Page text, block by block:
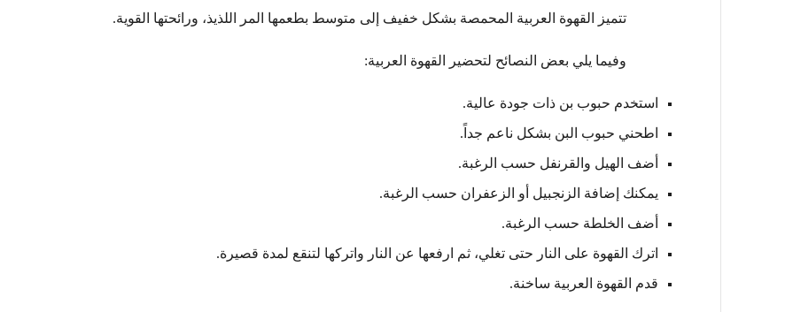
تتميز القهوة العربية المحمصة بشكل خفيف إلى متوسط بطعمها المر اللذيذ، ورائحتها القوية.
وفيما يلي بعض النصائح لتحضير القهوة العربية:
استخدم حبوب بن ذات جودة عالية.
اطحني حبوب البن بشكل ناعم جداً.
أضف الهيل والقرنفل حسب الرغبة.
يمكنك إضافة الزنجبيل أو الزعفران حسب الرغبة.
أضف الخلطة حسب الرغبة.
اترك القهوة على النار حتى تغلي، ثم ارفعها عن النار واتركها لتنقع لمدة قصيرة.
قدم القهوة العربية ساخنة.